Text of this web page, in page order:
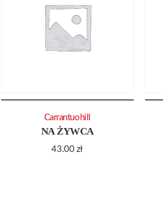
NA ŻYWCA
43.00 zł
Carrantuohill